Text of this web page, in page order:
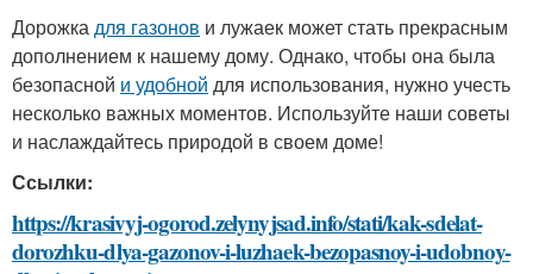
Дорожкадля газонов и лужаек может стать прекрасным
дополнением к нашему дому. Однако, чтобы она была
безопасной и удобной для использования, нужно учесть
несколько важных моментов. Используйте наши советы
и наслаждайтесь природой в своем доме!
Ссылки:
https://krasivyj-ogorod.zelynyjsad.info/stati/kak-sdelat-
dorozhku-dlya-gazonov-i-luzhaek-bezopasnoy-i-udobnoy-